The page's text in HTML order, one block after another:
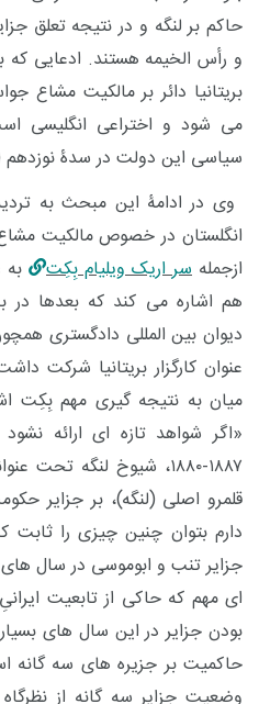
حاکم بر لنگه و در نتیجه تعلق
و رأس الخیمه هستند. ادعایی که
بریتانیا دائر بر مالکیت مشاع
می شود و اختراعی انگلیسی
سیاسی این دولت در سدۀ نوزدهم (صص
وی در ادامۀ این مبحث به
انگلستان در خصوص مالکیت
ازجمله سر اریک ویلیام بِکِت
هم اشاره می کند که بعدها در
دیوان بین المللی دادگستری
میان به نتیجه گیری مهم بِکِت
«اگر شواهد تازه ای ارائه
۱۸۸۷-۱۸۸۰، شیوخ لنگه
قلمرو اصلی (لنگه)، بر جزایر
دارم بتوان چنین چیزی را ثابت
ای مهم که حاکی از تابعیت
بودن جزایر در این سال های
حاکمیت بر جزیره های سه گانه
وضعیت جزایر سه گانه از